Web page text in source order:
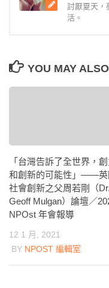
討厭夏天，
活。
YOU MAY
「台灣告訴了全世界，
和創新的可能性」——英
社會創新之父周若剛（Dr.
Geoff Mulgan）論壇／
NPOst 年會報導
12 1 月, 2021
BY NPOST 編輯室